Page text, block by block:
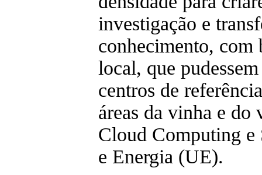
investigação e
conhecimento, com
local, que
centros de
áreas da vinha e
Cloud Computing
e Energia (UE).